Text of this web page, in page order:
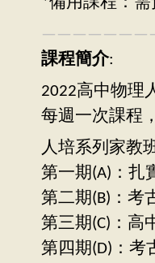
課程簡介:
2022高中物理
每週一次課程
人培系列家教
第一期(A)：扎
第二期(B)：考
第三期(C)：高
第四期(D)：考